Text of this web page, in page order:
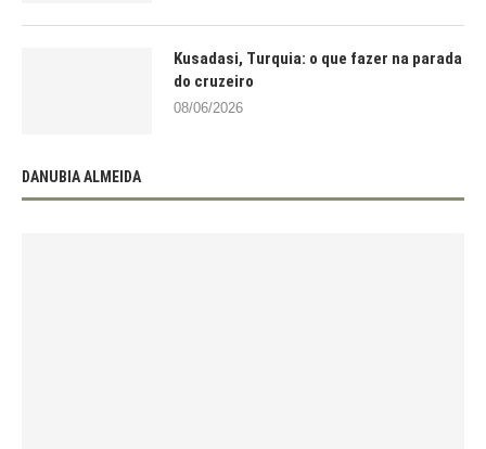
Kusadasi, Turquia: o que fazer na parada
do cruzeiro
08/06/2026
DANUBIA ALMEIDA